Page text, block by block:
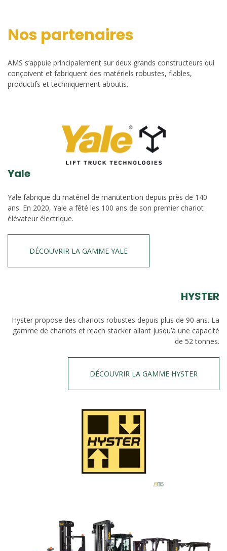
Nos partenaires
AMS s’appuie principalement sur deux grands constructeurs qui
conçoivent et fabriquent des matériels robustes, fiables,
productifs et techniquement aboutis.
Yale
Yale fabrique du matériel de manutention depuis près de 140
ans. En 2020, Yale a fêté les 100 ans de son premier chariot
élévateur électrique.
DÉCOUVRIR LA GAMME YALE
HYSTER
Hyster propose des chariots robustes depuis plus de 90 ans. La
gamme de chariots et reach stacker allant jusqu’à une capacité
de 52 tonnes.
DÉCOUVRIR LA GAMME HYSTER